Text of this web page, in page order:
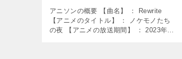
アニソンの概要 【曲名】 ： Rewrite
【アニメのタイトル】 ： ノケモノたち
の夜 【アニメの放送期間】 ： 2023年1